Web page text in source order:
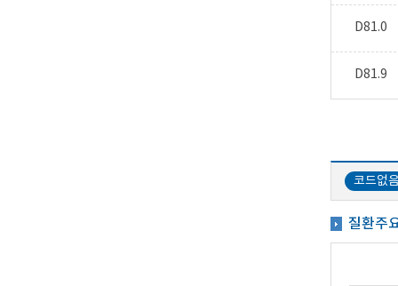
D81.0
D81.9
코드없
질환주